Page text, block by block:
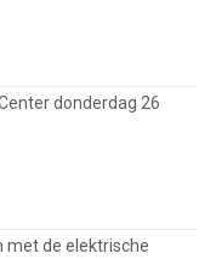
donderdag 26
met de elektrische